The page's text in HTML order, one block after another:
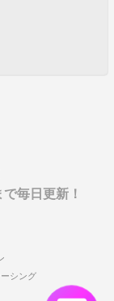
毎日更新！
シング